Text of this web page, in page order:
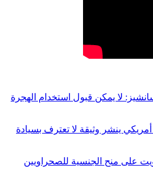
لا يمكن قبول استخدام الهجرة
ينشر وثيقة لا تعترف بسيادة
على منح الجنسية للصحراويين